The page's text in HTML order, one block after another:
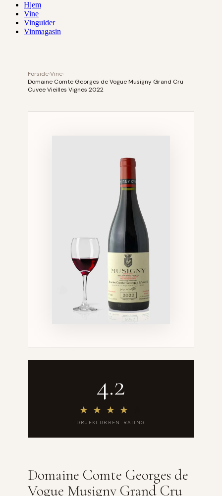
Hjem
Vine
Vinguider
Vinmagasin
ForsideVine
Domaine Comte Georges de Vogue Musigny Grand Cru
Cuvee Vieilles Vignes 2022
4.2
★ ★ ★ ★
DRUEKLUBBEN-RATING
Domaine Comte Georges de
Vogue Musigny Grand Cru